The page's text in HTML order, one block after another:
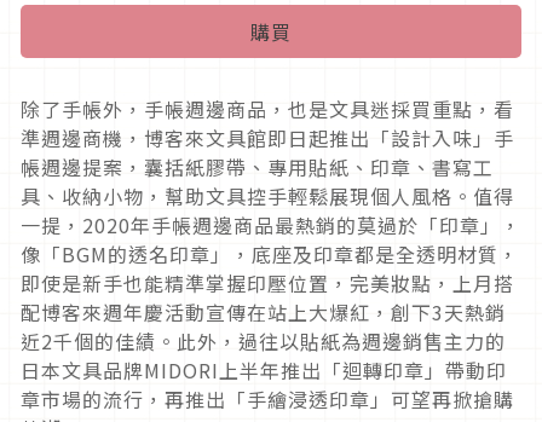
購買
除了手帳外，手帳週邊商品，也是文具迷採買重點，看
準週邊商機，博客來文具館即日起推出「設計入味」手
帳週邊提案，囊括紙膠帶、專用貼紙、印章、書寫工
具、收納小物，幫助文具控手輕鬆展現個人風格。值得
一提，2020年手帳週邊商品最熱銷的莫過於「印章」，
像「BGM的透名印章」，底座及印章都是全透明材質，
即使是新手也能精準掌握印壓位置，完美妝點，上月搭
配博客來週年慶活動宣傳在站上大爆紅，創下3天熱銷
近2千個的佳績。此外，過往以貼紙為週邊銷售主力的
日本文具品牌MIDORI上半年推出「迴轉印章」帶動印
章市場的流行，再推出「手繪浸透印章」可望再掀搶購